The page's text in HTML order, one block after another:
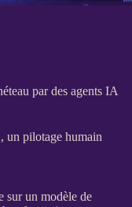
par des agents IA
un pilotage humain
sur un modèle de